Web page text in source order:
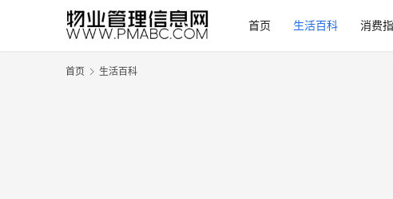
首页 生活百科 消费
首页 生活百科